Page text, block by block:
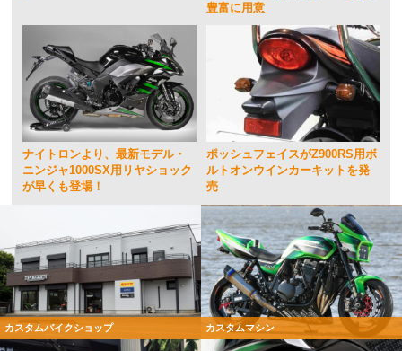
豊富に用意
ナイトロンより、最新モデル・
ニンジャ1000SX用リヤショック
が早くも登場！
ポッシュフェイスがZ900RS用ボ
ルトオンウインカーキットを発
売
カスタムバイクショップ カスタムマシン